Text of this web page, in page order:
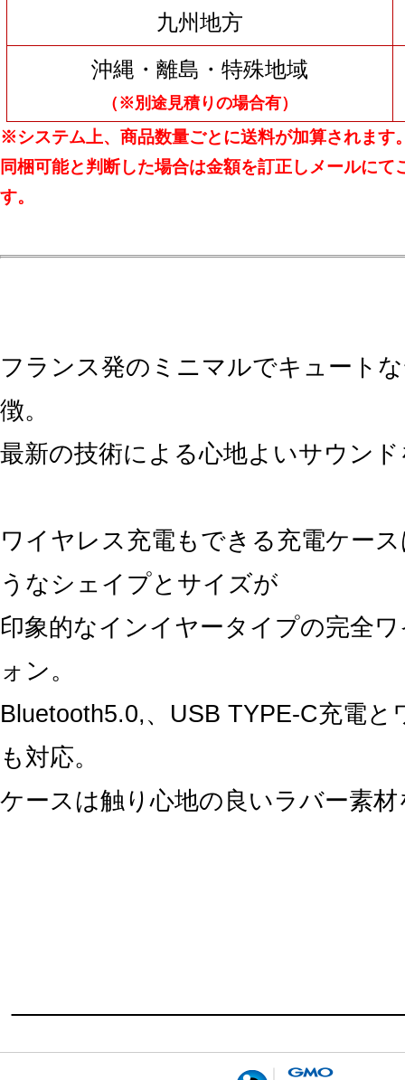
九州地方
沖縄・離島・特殊地域
（※別途見積りの場合有）
※システム上、商品数量ごとに送料が加算されます
同梱可能と判断した場合は金額を訂正しメールにて
す。
フランス発のミニマルでキュート
徴。
最新の技術による心地よいサウン
ワイヤレス充電もできる充電ケー
うなシェイプとサイズが
印象的なインイヤータイプの完全
ォン。
Bluetooth5.0,、USB TYPE-C充電と
も対応。
ケースは触り心地の良いラバー素材